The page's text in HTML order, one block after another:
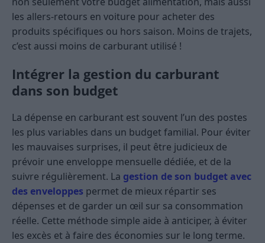
les allers-retours en voiture pour acheter des
produits spécifiques ou hors saison. Moins de trajets,
c’est aussi moins de carburant utilisé !
Intégrer la gestion du carburant
dans son budget
La dépense en carburant est souvent l’un des postes
les plus variables dans un budget familial. Pour éviter
les mauvaises surprises, il peut être judicieux de
prévoir une enveloppe mensuelle dédiée, et de la
suivre régulièrement. La gestion de son budget avec
des enveloppes permet de mieux répartir ses
dépenses et de garder un œil sur sa consommation
réelle. Cette méthode simple aide à anticiper, à éviter
les excès et à faire des économies sur le long terme.